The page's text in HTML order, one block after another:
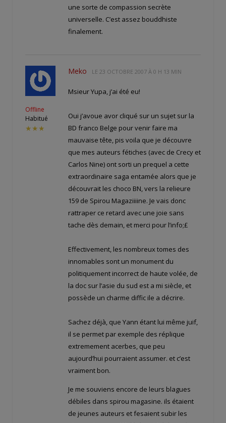
une sorte de compassion secrète
universelle. C’est assez bouddhiste
finalement.
Offline
Habitué
★★★
Meko LE 23 OCTOBRE 2007 À 0 H 13 MIN
Msieur Yupa, j’ai été eu!
Oui j’avoue avor cliqué sur un sujet sur la
BD franco Belge pour venir faire ma
mauvaise tête, pis voila que je découvre
que mes auteurs fétiches (avec de Crecy et
Carlos Nine) ont sorti un prequel a cette
extraordinaire saga entamée alors que je
découvrait les choco BN, vers la relieure
159 de Spirou Magaziiiine. Je vais donc
rattraper ce retard avec une joie sans
tache dès demain, et merci pour l’info;£
Effectivement, les nombreux tomes des
innomables sont un monument du
politiquement incorrect de haute volée, de
la doc sur l’asie du sud est a mi siècle, et
possède un charme diffic ile a décrire.
Sachez déjà, que Yann étant lui même juif,
il se permet par exemple des réplique
extremement acerbes, que peu
aujourd’hui pourraient assumer. et c’est
vraiment bon.
Je me souviens encore de leurs blagues
débiles dans spirou magasine. ils étaient
de jeunes auteurs et fesaient subir les